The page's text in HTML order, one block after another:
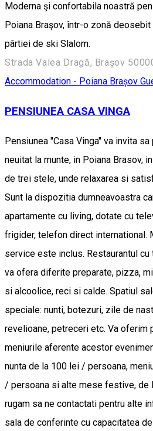
Moderna şi confortabila noastră
Poiana Braşov, într-o zonă
pârtiei de ski Slalom.
Strada Valea Dragă, Brașov
Accommodation - Poiana Brașov
PENSIUNEA CASA VINGA
Pensiunea "Casa Vinga" va invita
neuitat la munte, in Poiana Brasov,
de trei stele, unde relaxarea si
Sunt la dispozitia dumneavoastra
apartamente cu living, dotate cu
frigider, telefon direct international.
service este inclus. Restaurantul
va ofera diferite preparate, pizza,
si alcoolice, reci si calde. Spatiul
speciale: nunti, botezuri, zile de
revelioane, petreceri etc. Va oferim
meniurile aferente acestor
nunta de la 100 lei / persoana,
/ persoana si alte mese festive, de
rugam sa ne contactati pentru alte
sala de conferinte cu capacitatea